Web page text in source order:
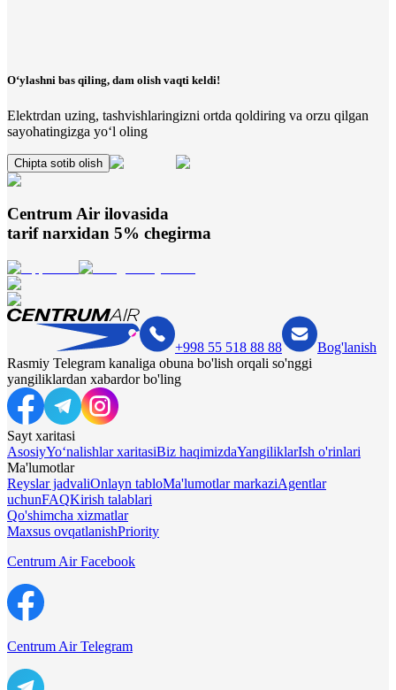
O‘ylashni bas qiling, dam olish vaqti keldi!
Elektrdan uzing, tashvishlaringizni ortda qoldiring va orzu qilgan
sayohatingizga yo‘l oling
Chipta sotib olish
Centrum Air ilovasida
tarif narxidan 5% chegirma
+998 55 518 88 88
Bog'lanish
Rasmiy Telegram kanaliga obuna bo'lish orqali so'nggi
yangiliklardan xabardor bo'ling
Sayt xaritasi
AsosiyYo‘nalishlar xaritasiBiz haqimizdaYangiliklarIsh o'rinlari
Ma'lumotlar
Reyslar jadvaliOnlayn tabloMa'lumotlar markaziAgentlar
uchunFAQKirish talablari
Qo'shimcha xizmatlar
Maxsus ovqatlanishPriority
Centrum Air Facebook
Centrum Air Telegram